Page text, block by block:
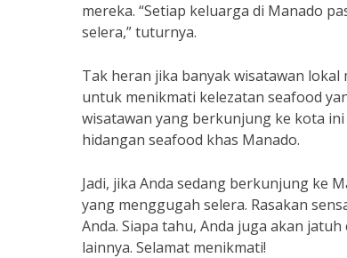
mereka. “Setiap keluarga di Manado
selera,” tuturnya.
Tak heran jika banyak wisatawan
untuk menikmati kelezatan seafood
wisatawan yang berkunjung ke kota
hidangan seafood khas Manado.
Jadi, jika Anda sedang berkunjung ke
yang menggugah selera. Rasakan
Anda. Siapa tahu, Anda juga akan
lainnya. Selamat menikmati!